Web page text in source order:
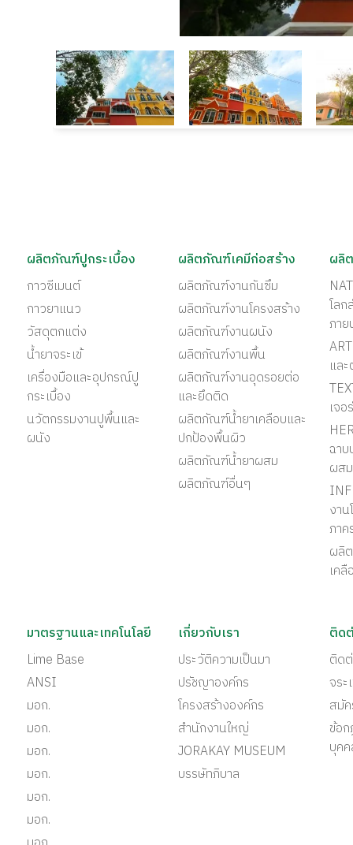
ผลิตภัณฑ์ปูกระเบื้อง
กาวซีเมนต์
กาวยาแนว
วัสดุตกแต่ง
น้ำยาจระเข้
เครื่องมือและอุปกรณ์ปู
กระเบื้อง
นวัตกรรมงานปูพื้นและ
ผนัง
ผลิตภัณฑ์เคมีก่อสร้าง
ผลิตภัณฑ์งานกันซึม
ผลิตภัณฑ์งานโครงสร้าง
ผลิตภัณฑ์งานผนัง
ผลิตภัณฑ์งานพื้น
ผลิตภัณฑ์งานอุดรอยต่อ
และยึดติด
ผลิตภัณฑ์น้ำยาเคลือบและ
ปกป้องพื้นผิว
ผลิตภัณฑ์น้ำยาผสม
ผลิตภัณฑ์อื่นๆ
ผลิ
โลก
ภา
แล
เจ
ฉา
ผสม
งา
ภา
ผลิ
เค
มาตรฐานและเทคโนโลยี
Lime Base
ANSI
มอก.
มอก.
มอก.
มอก.
มอก.
มอก.
เกี่ยวกับเรา
ประวัติความเป็นมา
ปรัชญาองค์กร
โครงสร้างองค์กร
สำนักงานใหญ่
JORAKAY MUSEUM
บรรษัทภิบาล
ติด
ติด
จระ
สมั
ข้อ
บุค